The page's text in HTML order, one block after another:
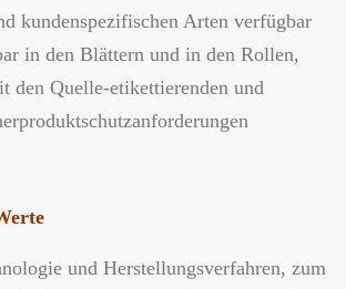
kundenspezifischen Arten verfügbar
in den Blättern und in den Rollen,
den Quelle-etikettierenden und
und Herstellungsverfahren, zum